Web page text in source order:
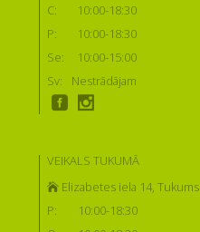
C:
10:00-18:30
P:
10:00-18:30
Se:
10:00-15:00
Sv:
Nestrādājam
VEIKALS TUKUMĀ
Elizabetes iela 14, Tukums
P:
10:00-18:30